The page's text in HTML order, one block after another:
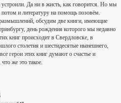
Да ни в жисть, как говорится. Но мы
и литературу на помощь позовём.
обсудим две книги, имеющие
день рождения которого мы недавно
книг происходит в Свердловске, в
столетия и шестидесятые нынешнего,
герои этих книг думают о счастье и
же это такое.